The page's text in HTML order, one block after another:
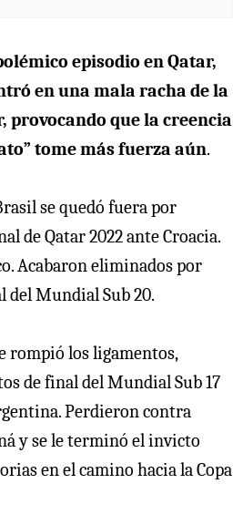
episodio en Qatar,
en una mala racha de la
provocando que la creencia
tome más fuerza aún.
se quedó fuera por
de Qatar 2022 ante Croacia.
Acabaron eliminados por
del Mundial Sub 20.
rompió los ligamentos,
de final del Mundial Sub 17
Perdieron contra
y se le terminó el invicto
en el camino hacia la Copa